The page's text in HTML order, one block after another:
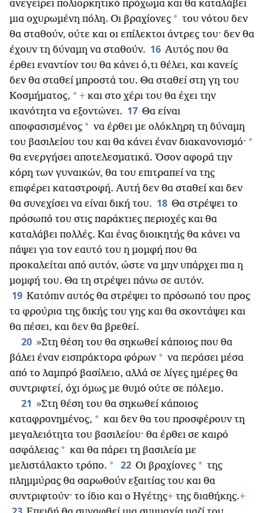
ανεγείρει πολιορκητικό πρόχωμα και θα καταλάβει
μια οχυρωμένη πόλη. Οι βραχίονες * του νότου δεν
θα σταθούν, ούτε και οι επίλεκτοι άντρες του· δεν θα
έχουν τη δύναμη να σταθούν. 16 Αυτός που θα
έρθει εναντίον του θα κάνει ό,τι θέλει, και κανείς
δεν θα σταθεί μπροστά του. Θα σταθεί στη γη του
Κοσμήματος, * + και στο χέρι του θα έχει την
ικανότητα να εξοντώνει. 17 Θα είναι
αποφασισμένος * να έρθει με ολόκληρη τη δύναμη
του βασιλείου του και θα κάνει έναν διακανονισμό· *
θα ενεργήσει αποτελεσματικά. Όσον αφορά την
κόρη των γυναικών, θα του επιτραπεί να της
επιφέρει καταστροφή. Αυτή δεν θα σταθεί και δεν
θα συνεχίσει να είναι δική του. 18 Θα στρέψει το
πρόσωπό του στις παράκτιες περιοχές και θα
καταλάβει πολλές. Και ένας διοικητής θα κάνει να
πάψει για τον εαυτό του η μομφή που θα
προκαλείται από αυτόν, ώστε να μην υπάρχει πια η
μομφή του. Θα τη στρέψει πάνω σε αυτόν.
19 Κατόπιν αυτός θα στρέψει το πρόσωπό του προς
τα φρούρια της δικής του γης και θα σκοντάψει και
θα πέσει, και δεν θα βρεθεί.
20 »Στη θέση του θα σηκωθεί κάποιος που θα
βάλει έναν εισπράκτορα φόρων * να περάσει μέσα
από το λαμπρό βασίλειο, αλλά σε λίγες ημέρες θα
συντριφτεί, όχι όμως με θυμό ούτε σε πόλεμο.
21 »Στη θέση του θα σηκωθεί κάποιος
καταφρονημένος, * και δεν θα του προσφέρουν τη
μεγαλειότητα του βασιλείου· θα έρθει σε καιρό
ασφάλειας * και θα πάρει τη βασιλεία με
μελιστάλακτο τρόπο. * 22 Οι βραχίονες * της
πλημμύρας θα σαρωθούν εξαιτίας του και θα
συντριφτούν· το ίδιο και ο Ηγέτης+ της διαθήκης.+